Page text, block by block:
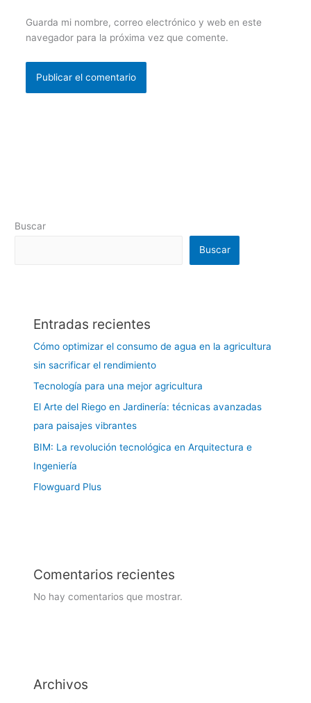
Guarda mi nombre, correo electrónico y web en este
navegador para la próxima vez que comente.
Buscar
Buscar
Entradas recientes
Cómo optimizar el consumo de agua en la agricultura
sin sacrificar el rendimiento
Tecnología para una mejor agricultura
El Arte del Riego en Jardinería: técnicas avanzadas
para paisajes vibrantes
BIM: La revolución tecnológica en Arquitectura e
Ingeniería
Flowguard Plus
Comentarios recientes
No hay comentarios que mostrar.
Archivos